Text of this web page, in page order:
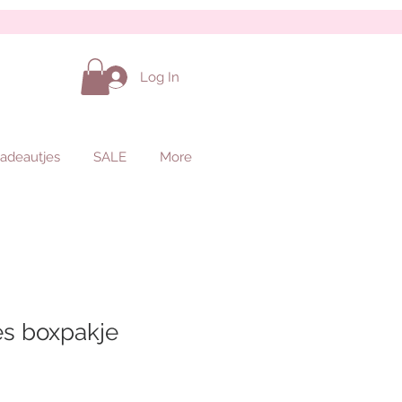
Log In
SALE More
boxpakje